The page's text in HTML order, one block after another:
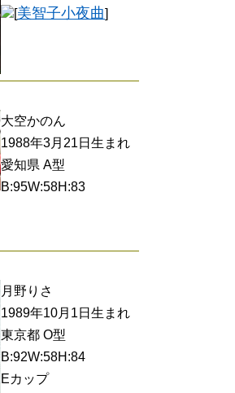
美智子小夜曲
大空かのん
1988年3月21日生まれ
愛知県 A型
B:95W:58H:83
月野りさ
1989年10月1日生まれ
東京都 O型
B:92W:58H:84
Eカップ